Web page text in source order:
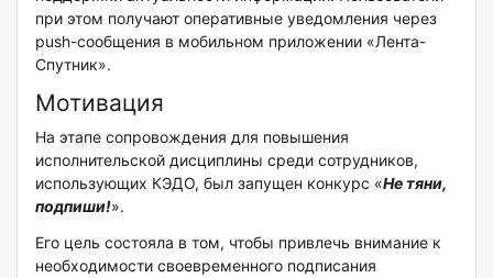
при этом получают оперативные уведомления через
push-сообщения в мобильном приложении «Лента-
Спутник».
Мотивация
На этапе сопровождения для повышения
исполнительской дисциплины среди сотрудников,
использующих КЭДО, был запущен конкурс «Не тяни,
подпиши!».
Его цель состояла в том, чтобы привлечь внимание к
необходимости своевременного подписания